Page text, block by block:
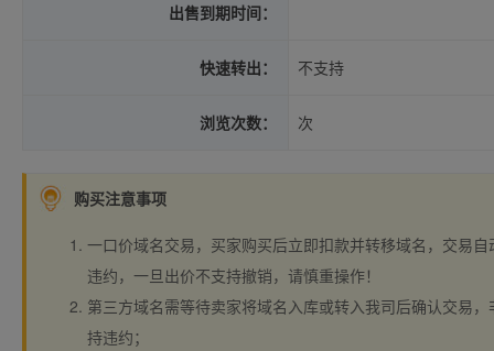
出售到期时间：
快速转出： 不支持
浏览次数： 次
购买注意事项
一口价域名交易，买家购买后立即扣款并转移域名，交易
违约，一旦出价不支持撤销，请慎重操作！
第三方域名需等待卖家将域名入库或转入我司后确认交易
持违约；